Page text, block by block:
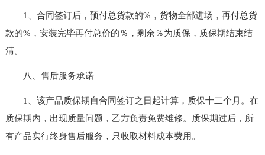
1、合同签订后，预付总货款的%，货物全部进场，再付总货
款的%，安装完毕再付总价的％，剩余％为质保，质保期结束结
清。
八、售后服务承诺
1、该产品质保期自合同签订之日起计算，质保十二个月。在
质保期内，出现质量问题，乙方负责免费维修。质保期过后，所
有产品实行终身售后服务，只收取材料成本费用。